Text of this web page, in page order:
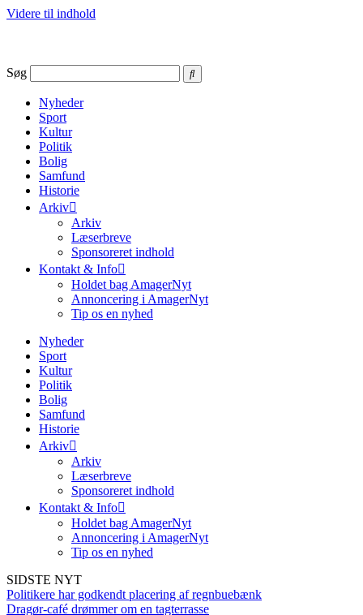
Videre til indhold
Søg
Nyheder
Sport
Kultur
Politik
Bolig
Samfund
Historie
Arkiv
Arkiv
Læserbreve
Sponsoreret indhold
Kontakt & Info
Holdet bag AmagerNyt
Annoncering i AmagerNyt
Tip os en nyhed
Nyheder
Sport
Kultur
Politik
Bolig
Samfund
Historie
Arkiv
Arkiv
Læserbreve
Sponsoreret indhold
Kontakt & Info
Holdet bag AmagerNyt
Annoncering i AmagerNyt
Tip os en nyhed
SIDSTE NYT
Politikere har godkendt placering af regnbuebænk
Dragør-café drømmer om en tagterrasse